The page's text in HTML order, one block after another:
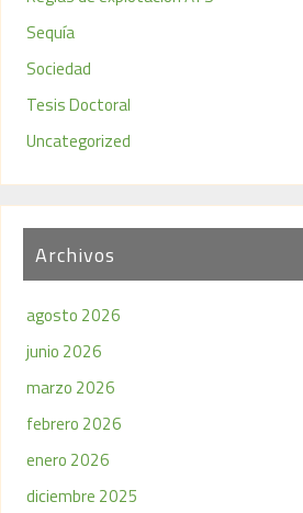
Sequía
Sociedad
Tesis Doctoral
Uncategorized
Archivos
agosto 2026
junio 2026
marzo 2026
febrero 2026
enero 2026
diciembre 2025